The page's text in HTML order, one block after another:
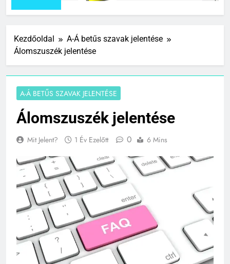
Kezdőoldal
A-Á betűs szavak jelentése
Álomszuszék jelentése
A-Á BETŰS SZAVAK JELENTÉSE
Álomszuszék jelentése
Mit Jelent? 1 Év Ezelőtt 0 6 Mins